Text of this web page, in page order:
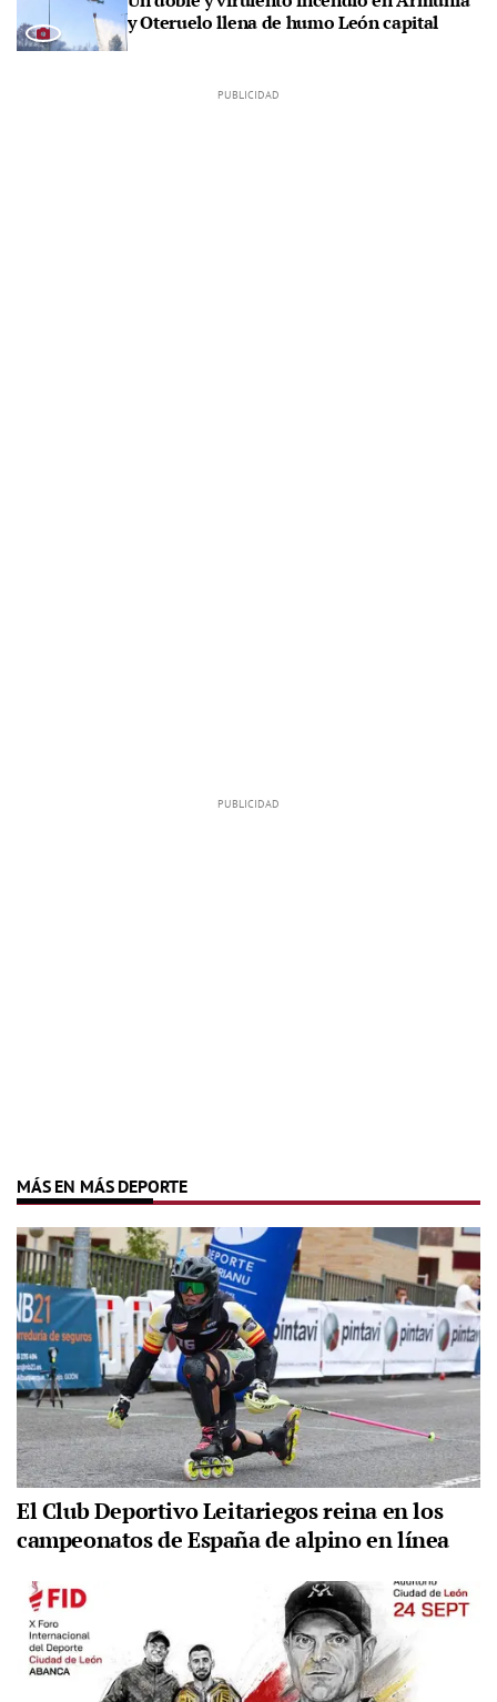
y Oteruelo llena de humo León capital
MÁS EN MÁS DEPORTE
El Club Deportivo Leitariegos reina en los
campeonatos de España de alpino en línea